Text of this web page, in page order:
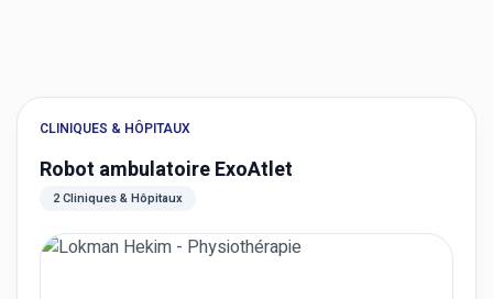
CLINIQUES & HÔPITAUX
Robot ambulatoire ExoAtlet
2 Cliniques & Hôpitaux